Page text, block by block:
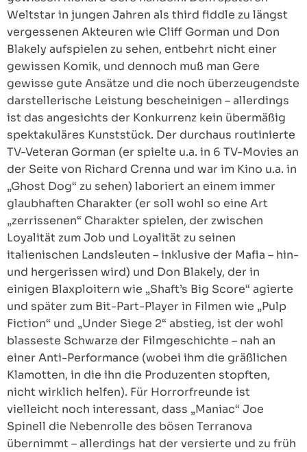
Weltstar in jungen Jahren als third fiddle zu längst
vergessenen Akteuren wie Cliff Gorman und Don
Blakely aufspielen zu sehen, entbehrt nicht einer
gewissen Komik, und dennoch muß man Gere
gewisse gute Ansätze und die noch überzeugendste
darstellerische Leistung bescheinigen – allerdings
ist das angesichts der Konkurrenz kein übermäßig
spektakuläres Kunststück. Der durchaus routinierte
TV-Veteran Gorman (er spielte u.a. in 6 TV-Movies an
der Seite von Richard Crenna und war im Kino u.a. in
„Ghost Dog“ zu sehen) laboriert an einem immer
glaubhaften Charakter (er soll wohl so eine Art
„zerrissenen“ Charakter spielen, der zwischen
Loyalität zum Job und Loyalität zu seinen
italienischen Landsleuten – inklusive der Mafia – hin-
und hergerissen wird) und Don Blakely, der in
einigen Blaxploitern wie „Shaft’s Big Score“ agierte
und später zum Bit-Part-Player in Filmen wie „Pulp
Fiction“ und „Under Siege 2“ abstieg, ist der wohl
blasseste Schwarze der Filmgeschichte – nah an
einer Anti-Performance (wobei ihm die gräßlichen
Klamotten, in die ihn die Produzenten stopften,
nicht wirklich helfen). Für Horrorfreunde ist
vielleicht noch interessant, dass „Maniac“ Joe
Spinell die Nebenrolle des bösen Terranova
übernimmt – allerdings hat der versierte und zu früh